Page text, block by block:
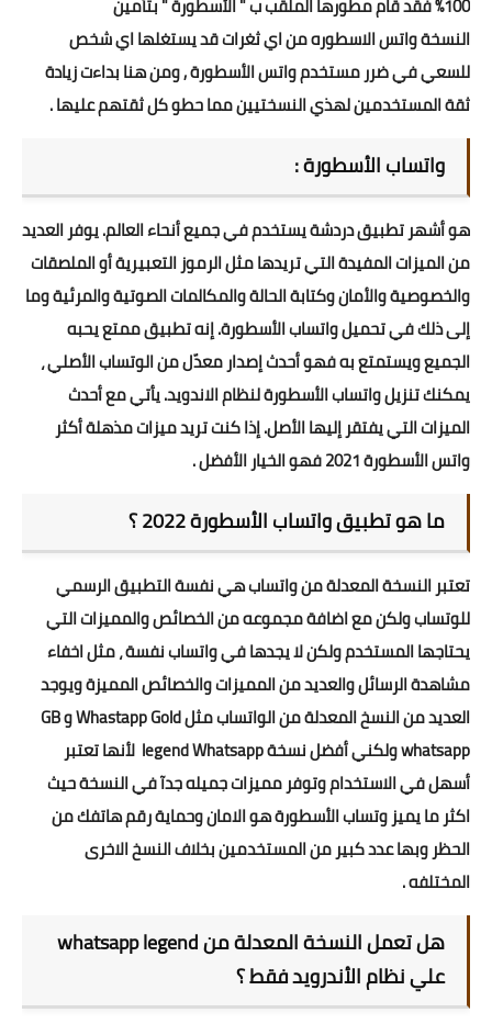
النسخةواتس الاسطورهمن اي ثغرات قد يستغلها اي شخص
للسعي في ضرر مستخدم واتس الأسطورة , ومن هنا بداءت زيادة
ثقة المستخدمين لهذي النسختيين مما حطو كل ثقتهم عليها .
واتساب الأسطورة :
هو أشهر تطبيق دردشة يستخدم في جميع أنحاء العالم. يوفر العديد
من الميزات المفيدة التي تريدها مثل الرموز التعبيرية أو الملصقات
والخصوصية والأمان وكتابة الحالة والمكالمات الصوتية والمرئية وما
إلى ذلك في تحميل واتساب الأسطورة. إنه تطبيق ممتع يحبه
الجميع ويستمتع به فهو أحدث إصدار معدّل من الوتساب الأصلي ،
يمكنك تنزيل واتساب الأسطورة لنظام الاندويد. يأتي مع أحدث
الميزات التي يفتقر إليها الأصل. إذا كنت تريد ميزات مذهلة أكثر
واتس الأسطورة 2021 فهو الخيار الأفضل .
ما هو تطبيق واتساب الأسطورة 2022 ؟
تعتبر النسخة المعدلة من واتساب هي نفسة التطبيق الرسمي
للوتساب ولكن مع اضافة مجموعه من الخصائص والمميزات التي
يحتاجها المستخدم ولكن لا يجدها في واتساب نفسة ، مثل اخفاء
مشاهدة الرسائل والعديد من المميزات والخصائص المميزة ويوجد
العديد من النسخ المعدلة من الواتساب مثل Whastapp Gold و GB
whatsapp ولكني أفضل نسخة legend Whatsapp لأنها تعتبر
أسهل في الاستخدام وتوفر مميزات جميله جدآ في النسخة حيث
اكثر ما يميز وتساب الأسطورة هو الامان وحماية رقم هاتفك من
الحظر وبها عدد كبير من المستخدمين بخلاف النسخ الاخرى
المختلفه .
هل تعمل النسخة المعدلة من whatsapp legend
علي نظام الأندرويد فقط ؟